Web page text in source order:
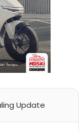
Update